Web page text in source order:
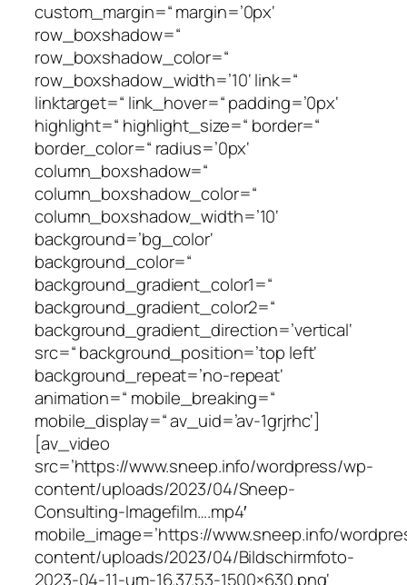
custom_margin=“ margin=’0px‘
row_boxshadow=“
row_boxshadow_color=“
row_boxshadow_width=’10‘ link=“
linktarget=“ link_hover=“ padding=’0px‘
highlight=“ highlight_size=“ border=“
border_color=“ radius=’0px‘
column_boxshadow=“
column_boxshadow_color=“
column_boxshadow_width=’10‘
background=’bg_color‘
background_color=“
background_gradient_color1=“
background_gradient_color2=“
background_gradient_direction=’vertical‘
src=“ background_position=’top left‘
background_repeat=’no-repeat‘
animation=“ mobile_breaking=“
mobile_display=“ av_uid=’av-1grjrhc‘]
[av_video
src=’https://www.sneep.info/wordpress/wp-
content/uploads/2023/04/Sneep-
Consulting-Imagefilm….mp4′
mobile_image=’https://www.sneep.info/
content/uploads/2023/04/Bildschirmfoto-
2023-04-11-um-16.37.53-1500×630.png‘